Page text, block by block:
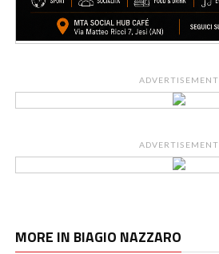
ADVERTISEMENT
ADVERTISEMENT
MORE IN BIAGIO NAZZARO